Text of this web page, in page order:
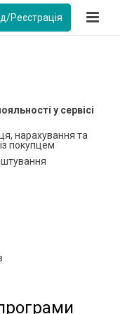
Реєстрація
у сервісі
нарахування та
покупцем